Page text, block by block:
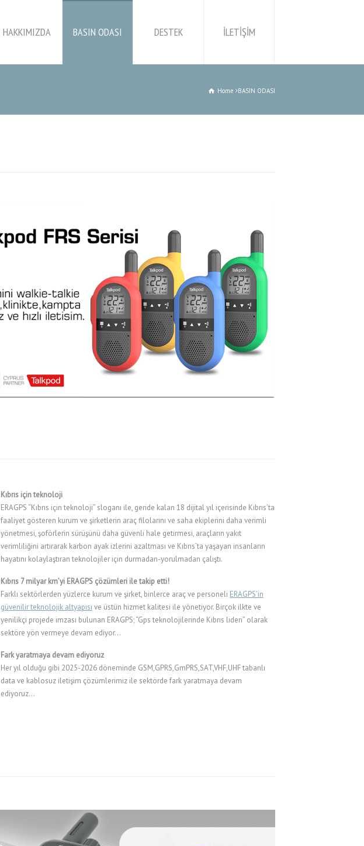
HAKKIMIZDA BASIN ODASI DESTEK İLETİŞİM
Home BASIN ODASI
Kıbrıs için teknoloji
ERAGPS “Kıbrıs için teknoloji” sloganı ile, geride kalan 18 dijital yıl içerisinde Kıbrıs’ta
faaliyet gösteren kurum ve şirketlerin araç filolarını ve saha ekiplerini daha verimli
yönetmesi, şoförlerin sürüşünü daha güvenli hale getirmesi, araçların yakıt
verimliliğini artırarak karbon ayak izlerini azaltması ve Kıbrıs’ta yaşayan insanların
hayatını kolaylaştıran teknolojiler için durmadan-yorulmadan çalıştı.
Kıbrıs 7 milyar km’yi ERAGPS çözümleri ile takip etti!
Farklı sektörlerden yüzlerce kurum ve şirket, binlerce araç ve personeli ERAGPS’in
güvenilir teknolojik altyapısı ve üstün hizmet kalitesi ile yönetiyor. Birçok ilkte ve
yenilikçi projede imzası bulunan ERAGPS; “Gps teknolojilerinde Kıbrıs lideri” olarak
sektöre yön vermeye devam ediyor…
Fark yaratmaya devam ediyoruz
Her yıl olduğu gibi 2025-2026 döneminde GSM,GPRS,GmPRS,SAT,VHF,UHF tabanlı
data ve kablosuz iletişim çözümlerimiz ile sektörde fark yaratmaya devam
ediyoruz…